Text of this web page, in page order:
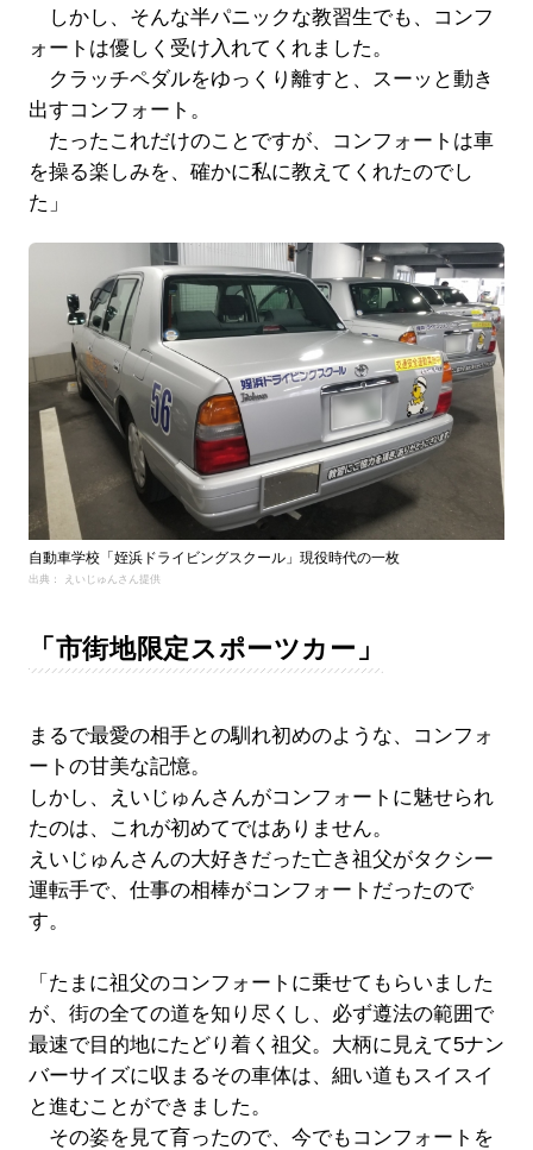
しかし、そんな半パニックな教習生でも、コンフ
ォートは優しく受け入れてくれました。
クラッチペダルをゆっくり離すと、スーッと動き
出すコンフォート。
たったこれだけのことですが、コンフォートは車
を操る楽しみを、確かに私に教えてくれたのでし
た」
自動車学校「姪浜ドライビングスクール」現役時代の一枚
出典： えいじゅんさん提供
「市街地限定スポーツカー」
まるで最愛の相手との馴れ初めのような、コンフォ
ートの甘美な記憶。
しかし、えいじゅんさんがコンフォートに魅せられ
たのは、これが初めてではありません。
えいじゅんさんの大好きだった亡き祖父がタクシー
運転手で、仕事の相棒がコンフォートだったので
す。
「たまに祖父のコンフォートに乗せてもらいました
が、街の全ての道を知り尽くし、必ず遵法の範囲で
最速で目的地にたどり着く祖父。大柄に見えて5ナン
バーサイズに収まるその車体は、細い道もスイスイ
と進むことができました。
その姿を見て育ったので、今でもコンフォートを